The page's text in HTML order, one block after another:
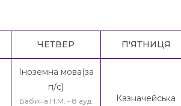
ЧЕТВЕР П'ЯТНИЦЯ
Іноземна мова(за
п/с)
Бабина Н.М. - 8 ауд.
Казначейська